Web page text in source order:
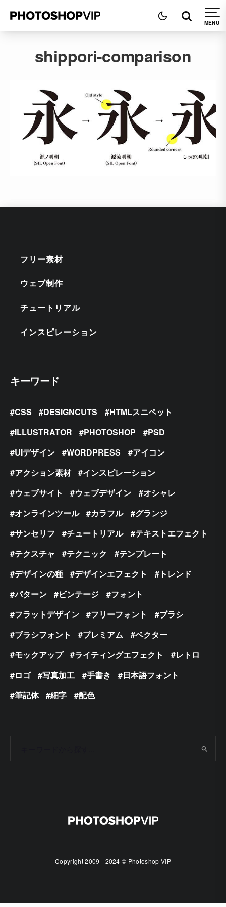
shippori-comparison
フリー素材
ウェブ制作
チュートリアル
インスピレーション
キーワード
CSS DESIGNCUTS
HTMLスニペット
ILLUSTRATOR
PHOTOSHOP
PSD
UIデザイン
WORDPRESS
アイコン
アクション素材
インスピレーション
ウェブサイト
ウェブデザイン
オシャレ
オンラインツール
カラフル
グランジ
サンセリフ
チュートリアル
テキストエフェクト
テクスチャ
テクニック
テンプレート
デザインの種
デザインエフェクト
トレンド
パターン
ビンテージ
フォント
フラットデザイン
フリーフォント
ブラシ
ブラシフォント
プレミアム
ベクター
モックアップ
ライティングエフェクト
レトロ
ロゴ
写真加工 手書き
日本語フォント
筆記体
細字 配色
Copyright 2009 - 2024 © Photoshop VIP